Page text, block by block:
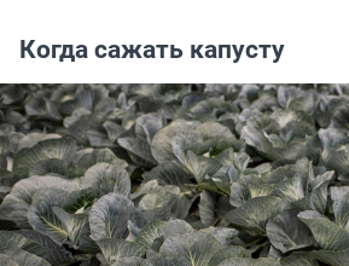
Когда сажать капусту